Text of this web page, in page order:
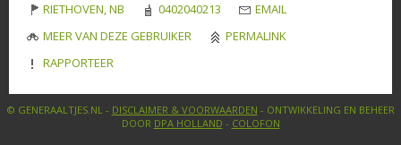
RIETHOVEN, NB 0402040213
EMAIL
MEER VAN DEZE GEBRUIKER
PERMALINK
RAPPORTEER
© GENERAALTJES.NL - DISCLAIMER & VOORWAARDEN - ONTWIKKELING EN BEHEER
DOOR DPA HOLLAND - COLOFON